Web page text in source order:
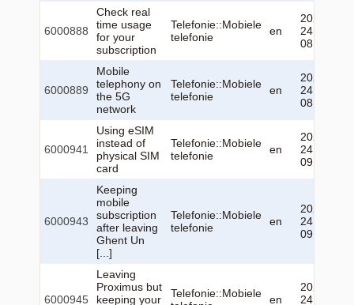
6000888
Check real
time usage
for your
subscription
Telefonie::Mobiele
telefonie
en
2026-06-
24
08:02:58
6000889
Mobile
telephony on
the 5G
network
Telefonie::Mobiele
telefonie
en
2026-06-
24
08:07:50
6000941
Using eSIM
instead of
physical SIM
card
Telefonie::Mobiele
telefonie
en
2026-06-
24
09:07:30
6000943
Keeping
mobile
subscription
after leaving
Ghent Un
[...]
Telefonie::Mobiele
telefonie
en
2026-06-
24
09:09:51
6000945
Leaving
Proximus but
keeping your
Telefonie::Mobiele
en
2026-06-
24